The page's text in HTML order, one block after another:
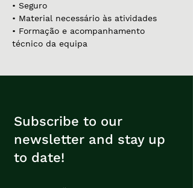
• Seguro
• Material necessário às atividades
• Formação e acompanhamento
técnico da equipa
Subscribe to our
newsletter and stay up
to date!